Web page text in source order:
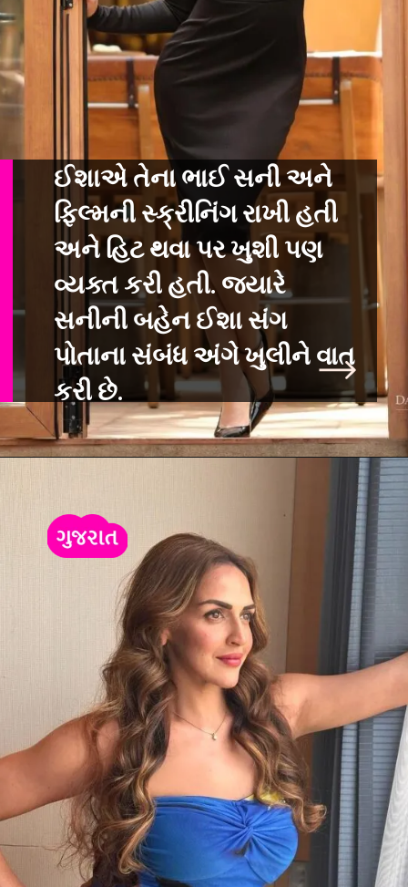
ઈશાએ તેના ભાઈ સની અને
ફિલ્મની સ્ક્રીનિંગ રાખી હતી
અને હિટ થવા પર ખુશી પણ
વ્યક્ત કરી હતી. જ્યારે
સનીની બહેન ઈશા સંગ
પોતાના સંબંધ અંગે ખુલીને વાત
કરી છે.